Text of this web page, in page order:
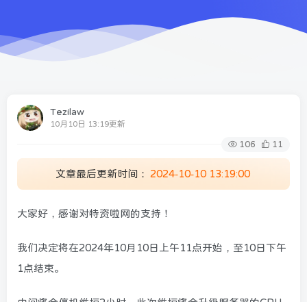
Tezilaw
10月10日 13:19更新
106 11
文章最后更新时间： 2024-10-10 13:19:00
大家好，感谢对特资啦网的支持！
我们决定将在2024年10月10日上午11点开始，至10日下午
1点结束。